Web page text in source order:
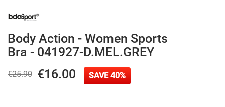
Body Action - Women Sports
Bra - 041927-D.ΜΕL.GRΕΥ
€25.90 €16.00 SAVE 40%